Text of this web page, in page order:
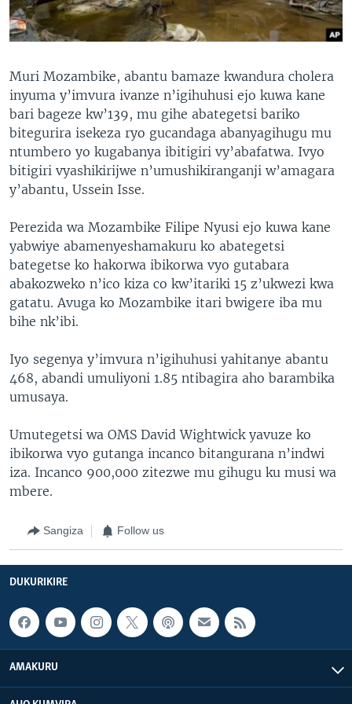
Muri Mozambike, abantu bamaze kwandura cholera
inyuma y’imvura ivanze n’igihuhusi ejo kuwa kane
bari bageze kw’139, mu gihe abategetsi bariko
bitegurira isekeza ryo gucandaga abanyagihugu mu
ntumbero yo kugabanya ibitigiri vy’abafatwa. Ivyo
bitigiri vyashikirijwe n’umushikiranganji w’amagara
y’abantu, Ussein Isse.
Perezida wa Mozambike Filipe Nyusi ejo kuwa kane
yabwiye abamenyeshamakuru ko abategetsi
bategetse ko hakorwa ibikorwa vyo gutabara
abakozweko n’ico kiza co kw’itariki 15 z’ukwezi kwa
gatatu. Avuga ko Mozambike itari bwigere iba mu
bihe nk’ibi.
Iyo segenya y’imvura n’igihuhusi yahitanye abantu
468, abandi umuliyoni 1.85 ntibagira aho barambika
umusaya.
Umutegetsi wa OMS David Wightwick yavuze ko
ibikorwa vyo gutanga incanco bitangurana n’indwi
iza. Incanco 900,000 zitezwe mu gihugu ku musi wa
mbere.
Sangiza Follow us
DUKURIKIRE
AMAKURU